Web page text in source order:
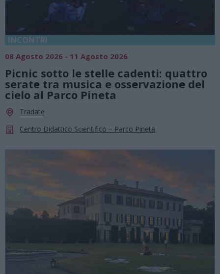
INCONTRI
08 Agosto 2026 - 11 Agosto 2026
Picnic sotto le stelle cadenti: quattro
serate tra musica e osservazione del
cielo al Parco Pineta
Tradate
Centro Didattico Scientifico – Parco Pineta